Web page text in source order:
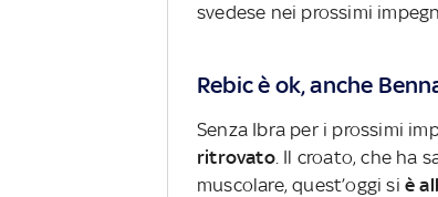
svedese nei prossimi
Rebic è ok, anche
Senza Ibra per i prossimi
ritrovato. Il croato, che ha
muscolare, quest’oggi si è